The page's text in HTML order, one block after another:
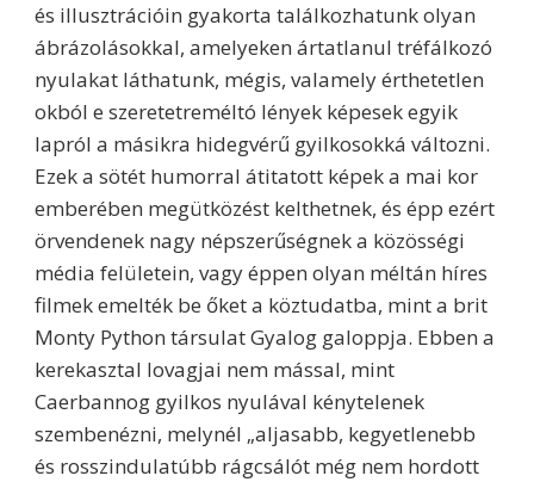
és illusztrációin gyakorta találkozhatunk olyan
ábrázolásokkal, amelyeken ártatlanul tréfálkozó
nyulakat láthatunk, mégis, valamely érthetetlen
okból e szeretetreméltó lények képesek egyik
lapról a másikra hidegvérű gyilkosokká változni.
Ezek a sötét humorral átitatott képek a mai kor
emberében megütközést kelthetnek, és épp ezért
örvendenek nagy népszerűségnek a közösségi
média felületein, vagy éppen olyan méltán híres
filmek emelték be őket a köztudatba, mint a brit
Monty Python társulat Gyalog galoppja. Ebben a
kerekasztal lovagjai nem mással, mint
Caerbannog gyilkos nyulával kénytelenek
szembenézni, melynél „aljasabb, kegyetlenebb
és rosszindulatúbb rágcsálót még nem hordott